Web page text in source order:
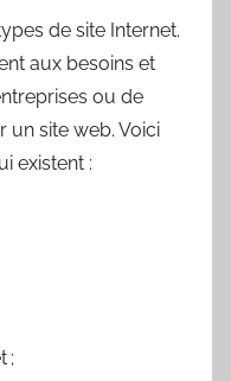
de site Internet.
aux besoins et
ou de
un site web. Voici
existent :
;